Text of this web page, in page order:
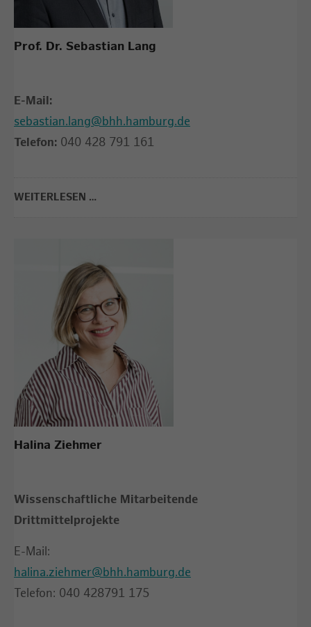
Prof. Dr. Sebastian Lang
E-Mail:
sebastian.lang@bhh.hamburg.de
Telefon: 040 428 791 161
WEITERLESEN …
Halina Ziehmer
Wissenschaftliche Mitarbeitende
Drittmittelprojekte
E-Mail:
halina.ziehmer@bhh.hamburg.de
Telefon: 040 428791 175